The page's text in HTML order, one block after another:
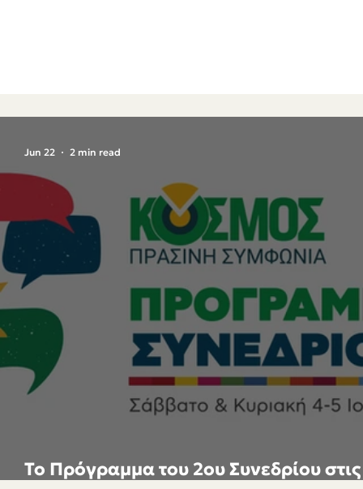
Το Πρόγραμμα του 2ου Συνεδρίου
Jun 22 2 min read